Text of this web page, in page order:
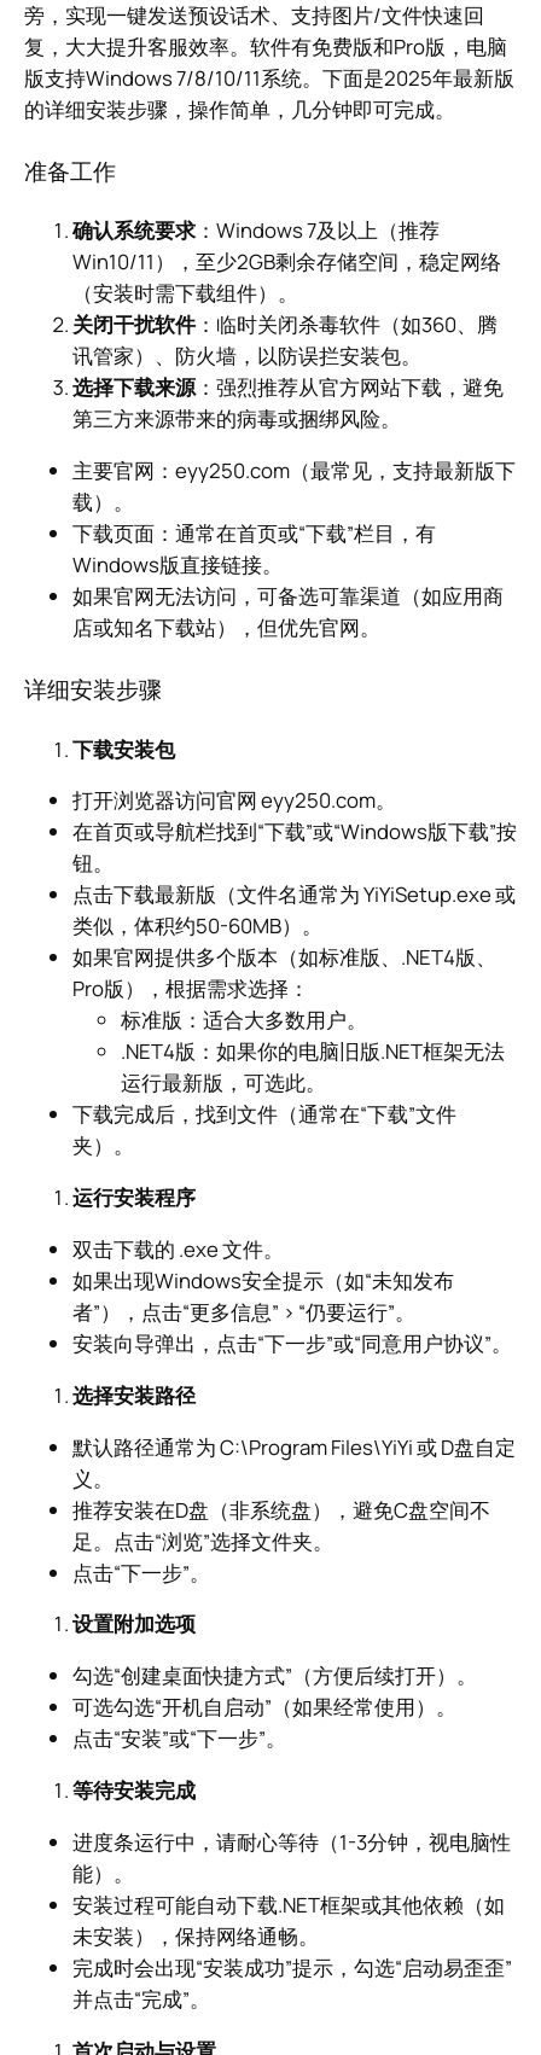
旁，实现一键发送预设话术、支持图片/文件快速回
复，大大提升客服效率。软件有免费版和Pro版，电脑
版支持Windows 7/8/10/11系统。下面是2025年最新版
的详细安装步骤，操作简单，几分钟即可完成。
准备工作
确认系统要求：Windows 7及以上（推荐
Win10/11），至少2GB剩余存储空间，稳定网络
（安装时需下载组件）。
关闭干扰软件 ：临时关闭杀毒软件（如360、腾
讯管家）、防火墙，以防误拦安装包。
选择下载来源：强烈推荐从官方网站下载，避免
第三方来源带来的病毒或捆绑风险。
主要官网：eyy250.com（最常见，支持最新版下
载）。
下载页面：通常在首页或“下载”栏目，有
Windows版直接链接。
如果官网无法访问，可备选可靠渠道（如应用商
店或知名下载站），但优先官网。
详细安装步骤
下载安装包
打开浏览器访问官网 eyy250.com。
在首页或导航栏找到“下载”或“Windows版下载”按
钮。
点击下载最新版（文件名通常为 YiYiSetup.exe 或
类似，体积约50-60MB）。
如果官网提供多个版本（如标准版、.NET4版、
Pro版），根据需求选择：
标准版：适合大多数用户。
.NET4版：如果你的电脑旧版.NET框架无法
运行最新版，可选此。
下载完成后，找到文件（通常在“下载”文件
夹）。
运行安装程序
双击下载的 .exe 文件。
如果出现Windows安全提示（如“未知发布
者”），点击“更多信息” > “仍要运行”。
安装向导弹出，点击“下一步”或“同意用户协议”。
选择安装路径
默认路径通常为 C:\Program Files\YiYi 或 D盘自定
义。
推荐安装在D盘（非系统盘），避免C盘空间不
足。点击“浏览”选择文件夹。
点击“下一步”。
设置附加选项
勾选“创建桌面快捷方式”（方便后续打开）。
可选勾选“开机自启动”（如果经常使用）。
点击“安装”或“下一步”。
等待安装完成
进度条运行中，请耐心等待（1-3分钟，视电脑性
能）。
安装过程可能自动下载.NET框架或其他依赖（如
未安装），保持网络通畅。
完成时会出现“安装成功”提示，勾选“启动易歪歪”
并点击“完成”。